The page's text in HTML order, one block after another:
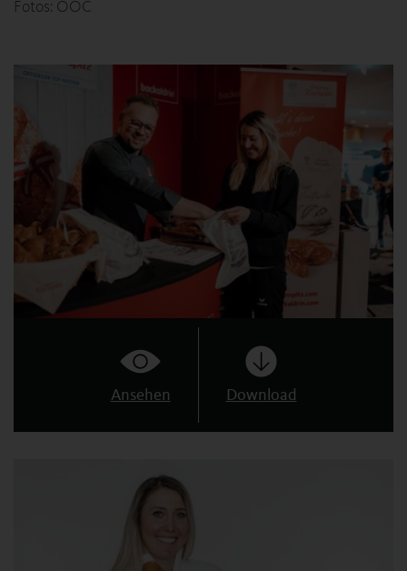
Fotos: ÖOC
Ansehen Download